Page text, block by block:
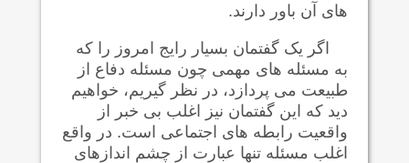
های آن باور دارند.
اگر يک گفتمان بسيار رايج امروز را که
به مسئله های مهمی چون مسئله دفاع از
طبيعت می پردازد، در نظر گيريم، خواهيم
ديد که اين گفتمان نيز اغلب بی خبر از
واقعيت رابطه های اجتماعی است. در واقع
اغلب مسئله تنها عبارت از چشم اندازهای